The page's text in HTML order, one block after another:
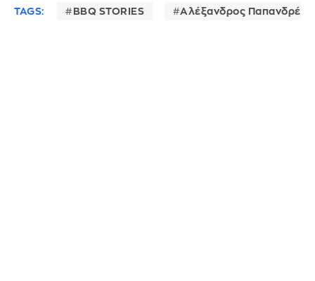
TAGS: BBQ STORIES Αλέξανδρος Παπανδρέου